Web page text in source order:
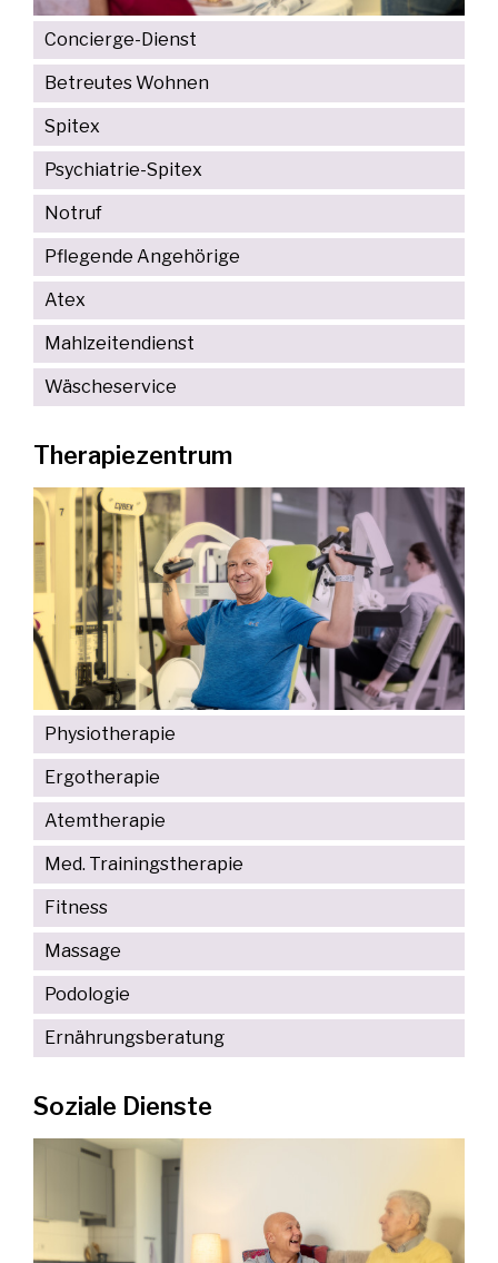
Concierge-Dienst
Betreutes Wohnen
Spitex
Psychiatrie-Spitex
Notruf
Pflegende Angehörige
Atex
Mahlzeitendienst
Wäscheservice
Therapiezentrum
Physiotherapie
Ergotherapie
Atemtherapie
Med. Trainingstherapie
Fitness
Massage
Podologie
Ernährungsberatung
Soziale Dienste